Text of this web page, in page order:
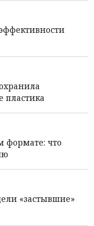
формате: что
«застывшие»